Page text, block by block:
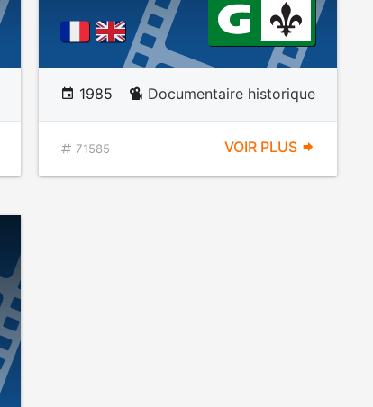
1985 Documentaire historique
71585 VOIR PLUS